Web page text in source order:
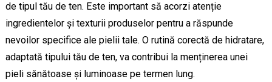
de tipul tău de ten. Este important să acorzi atenție
ingredientelor și texturii produselor pentru a răspunde
nevoilor specifice ale pielii tale. O rutină corectă de hidratare,
adaptată tipului tău de ten, va contribui la menținerea unei
pieli sănătoase și luminoase pe termen lung.